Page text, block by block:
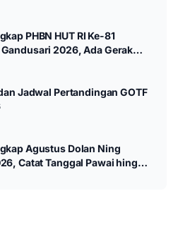
PHBN HUT RI Ke-81
2026, Ada Gerak
Jadwal Pertandingan GOTF
Agustus Dolan Ning
Catat Tanggal Pawai hingga